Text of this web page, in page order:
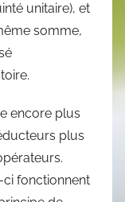
unitaire), et
somme,
encore plus
plus
fonctionnent